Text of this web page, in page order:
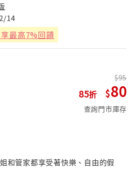
14
享最高7%回饋
85
95
80
查詢門市庫存
和管家都享受著快樂、自由的假